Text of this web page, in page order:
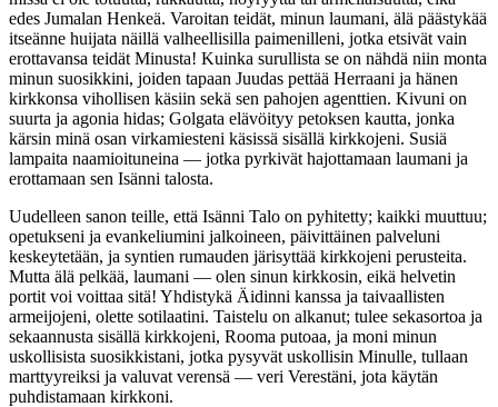
edes Jumalan Henkeä. Varoitan teidät, minun laumani, älä päästykää
itseänne huijata näillä valheellisilla paimenilleni, jotka etsivät vain
erottavansa teidät Minusta! Kuinka surullista se on nähdä niin monta
minun suosikkini, joiden tapaan Juudas pettää Herraani ja hänen
kirkkonsa vihollisen käsiin sekä sen pahojen agenttien. Kivuni on
suurta ja agonia hidas; Golgata elävöityy petoksen kautta, jonka
kärsin minä osan virkamiesteni käsissä sisällä kirkkojeni. Susiä
lampaita naamioituneina — jotka pyrkivät hajottamaan laumani ja
erottamaan sen Isänni talosta.
Uudelleen sanon teille, että Isänni Talo on pyhitetty; kaikki muuttuu;
opetukseni ja evankeliumini jalkoineen, päivittäinen palveluni
keskeytetään, ja syntien rumauden järisyttää kirkkojeni perusteita.
Mutta älä pelkää, laumani — olen sinun kirkkosin, eikä helvetin
portit voi voittaa sitä! Yhdistykä Äidinni kanssa ja taivaallisten
armeijojeni, olette sotilaatini. Taistelu on alkanut; tulee sekasortoa ja
sekaannusta sisällä kirkkojeni, Rooma putoaa, ja moni minun
uskollisista suosikkistani, jotka pysyvät uskollisin Minulle, tullaan
marttyyreiksi ja valuvat verensä — veri Verestäni, jota käytän
puhdistamaan kirkkoni.